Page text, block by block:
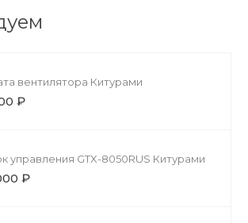
вентилятора Китурами
₽
управления GTX-8050RUS Китурами
₽